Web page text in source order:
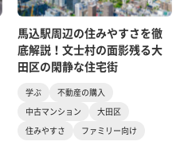
馬込駅周辺の住みやすさを徹
底解説！文士村の面影残る大
田区の閑静な住宅街
学ぶ
不動産の購入
中古マンション
大田区
住みやすさ
ファミリー向け